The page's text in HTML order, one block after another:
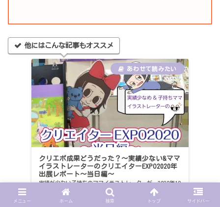
他にはこんな記事もオススメ
クリエポ成果どうだった？～実績少ない&ママ
イラストレーターのクリエイターEXPO2020年
出展レポート～当日編～
実績が少ない子持ちのママイラストレーターが、2020年10
月に開催された第9回クリエイターEXPOに出展しました。
当日の様子や、子ども達との様子を纏めました。 実績が
少ないけどクリエポに出展した方がいいか迷っている方
2020.11.06
メニュー ホーム 検索 トップ サイドバー